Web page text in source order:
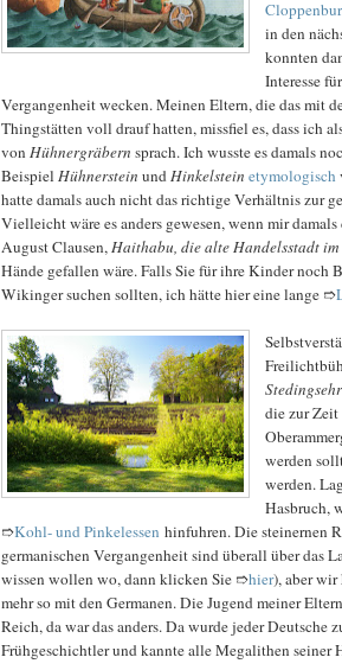
in den
konnten
Interesse
Vergangenheit wecken. Meinen Eltern, die das mit
Thingstätten voll drauf hatten, missfiel es, dass ich
von Hühnergräbern sprach. Ich wusste es damals
Beispiel Hühnerstein undHinkelstein etymologisch
hatte damals auch nicht das richtige Verhältnis zur
Vielleicht wäre es anders gewesen, wenn mir
August Clausen,Haithabu, die alte Handelsstadt
Hände gefallen wäre. Falls Sie für ihre Kinder noch
Wikinger suchen sollten, ich hätte hier eine lange ➱
die zur
werden
werden.
Hasbruch,
➱Kohl- und Pinkelessen hinfuhren. Die steinernen
germanischen Vergangenheit sind überall über das
wissen wollen wo, dann klicken Sie ➱hier), aber wir
mehr so mit den Germanen. Die Jugend meiner
Reich, da war das anders. Da wurde jeder Deutsche
Frühgeschichtler und kannte alle Megalithen seiner